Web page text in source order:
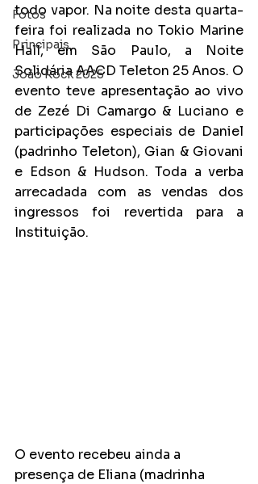
Fotos
Principais
João Rock 2025
todo vapor. Na noite desta quarta-
feira foi realizada no Tokio Marine
Hall, em São Paulo, a Noite
Solidária AACD Teleton 25 Anos. O
evento teve apresentação ao vivo
de Zezé Di Camargo & Luciano e
participações especiais de Daniel
(padrinho Teleton), Gian & Giovani
e Edson & Hudson. Toda a verba
arrecadada com as vendas dos
ingressos foi revertida para a
Instituição.
O evento recebeu ainda a
presença de Eliana (madrinha